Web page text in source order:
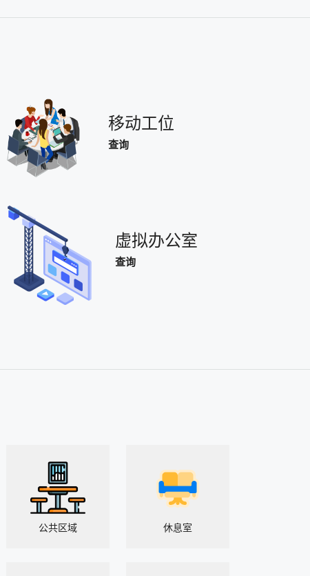
移动工位
查询
虚拟办公室
查询
公共区域 休息室